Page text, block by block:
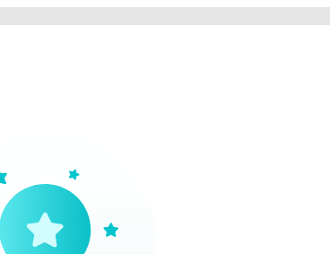
левожелудочковая сердечная
сердечная недостаточность III-IV
недостаточности Нью-Йоркской